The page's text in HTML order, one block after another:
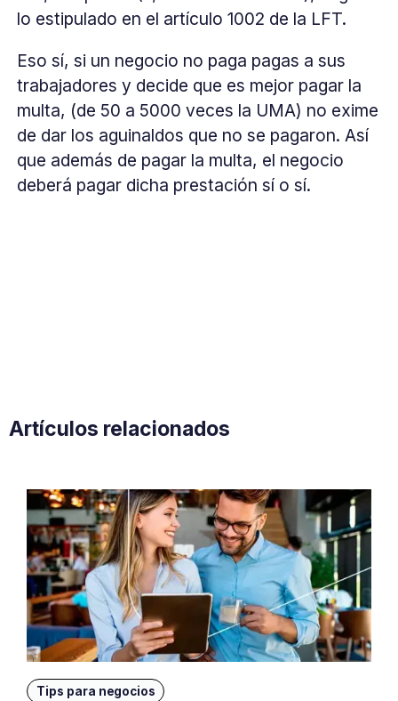
lo estipulado en el artículo 1002 de la LFT.
Eso sí, si un negocio no paga pagas a sus
trabajadores y decide que es mejor pagar la
multa, (de 50 a 5000 veces la UMA) no exime
de dar los aguinaldos que no se pagaron. Así
que además de pagar la multa, el negocio
deberá pagar dicha prestación sí o sí.
Artículos relacionados
Tips para negocios